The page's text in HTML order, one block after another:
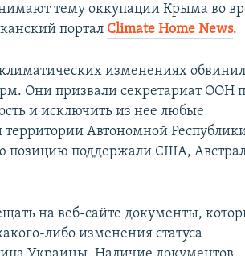
тему оккупации Крыма во
портал Climate Home News.
изменениях
Они призвали секретариат ООН
и исключить из нее любые
Автономной
позицию поддержали США,
на веб-сайте документы,
либо изменения статуса